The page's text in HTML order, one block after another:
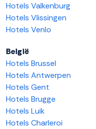
Hotels Valkenburg
Hotels Vlissingen
Hotels Venlo
België
Hotels Brussel
Hotels Antwerpen
Hotels Gent
Hotels Brugge
Hotels Luik
Hotels Charleroi